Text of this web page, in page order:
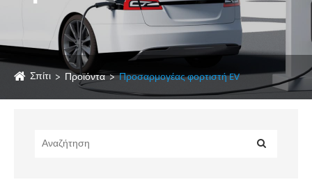
Σπίτι Προϊόντα Προσαρμογέας φορτιστή EV